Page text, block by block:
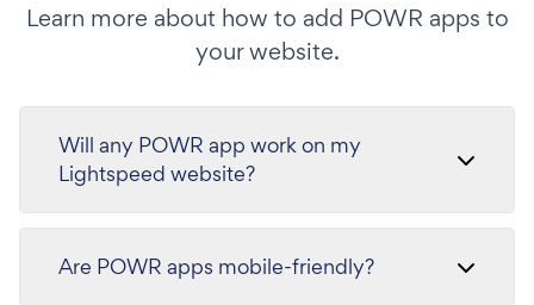
Learn more about how to add POWR apps to
your website.
Will any POWR app work on my
Lightspeed website?
Are POWR apps mobile-friendly?